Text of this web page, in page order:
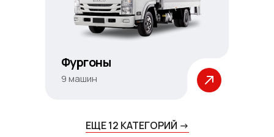
9 машин
Фургоны
ЕЩЕ 12 КАТЕГОРИЙ ->